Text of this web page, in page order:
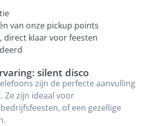
van onze pickup points
direct klaar voor feesten
silent disco
zijn de perfecte aanvulling
Ze zijn ideaal voor
of een gezellige